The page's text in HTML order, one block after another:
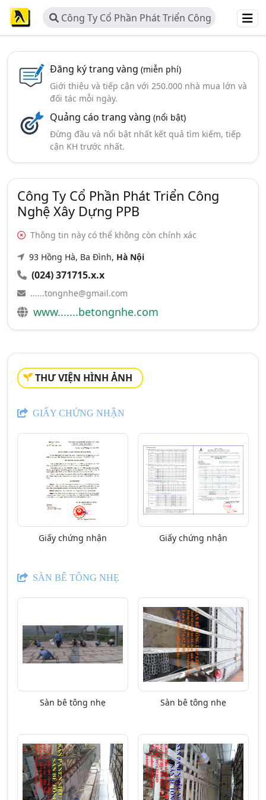
Công Ty Cổ Phần Phát Triển Công
Nghệ Xây Dựng PPB
Đăng ký trang vàng (miễn phí)
Giới thiệu và tiếp cận với 250.000 nhà mua lớn và
đối tác mỗi ngày.
Quảng cáo trang vàng (nổi bật)
Đừng đầu và nổi bật nhất kết quả tìm kiếm, tiếp
cận KH trước nhất.
Công Ty Cổ Phần Phát Triển Công
Nghệ Xây Dựng PPB
Thông tin này có thể không còn chính xác
93 Hồng Hà, Ba Đình, Hà Nội
(024) 371715.x.x
......tongnhe@gmail.com
www.......betongnhe.com
THƯ VIỆN HÌNH ẢNH
GIẤY CHỨNG NHẬN
Giấy chứng nhận Giấy chứng nhận
SÀN BÊ TÔNG NHẸ
Sàn bê tông nhẹ Sàn bê tông nhẹ